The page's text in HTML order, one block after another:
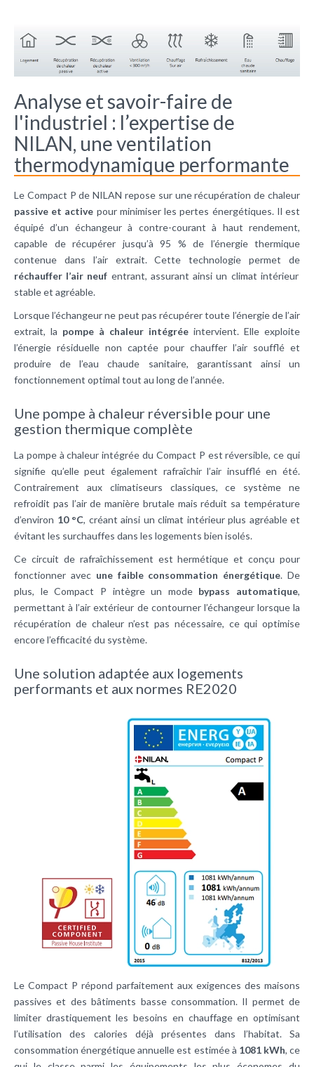
Analyse et savoir-faire de
l'industriel : l’expertise de
NILAN, une ventilation
thermodynamique performante
Le Compact P de NILAN repose sur une récupération de chaleur
passive et active pour minimiser les pertes énergétiques. Il est
équipé d’un échangeur à contre-courant à haut rendement,
capable de récupérer jusqu’à 95 % de l’énergie thermique
contenue dans l’air extrait. Cette technologie permet de
réchauffer l’air neuf entrant, assurant ainsi un climat intérieur
stable et agréable.
Lorsque l’échangeur ne peut pas récupérer toute l’énergie de l’air
extrait, la pompe à chaleur intégrée intervient. Elle exploite
l’énergie résiduelle non captée pour chauffer l’air soufflé et
produire de l’eau chaude sanitaire, garantissant ainsi un
fonctionnement optimal tout au long de l’année.
Une pompe à chaleur réversible pour une
gestion thermique complète
La pompe à chaleur intégrée du Compact P est réversible, ce qui
signifie qu’elle peut également rafraîchir l’air insufflé en été.
Contrairement aux climatiseurs classiques, ce système ne
refroidit pas l’air de manière brutale mais réduit sa température
d’environ 10 °C, créant ainsi un climat intérieur plus agréable et
évitant les surchauffes dans les logements bien isolés.
Ce circuit de rafraîchissement est hermétique et conçu pour
fonctionner avecune faible consommation énergétique. De
plus, le Compact P intègre un mode bypass automatique,
permettant à l’air extérieur de contourner l’échangeur lorsque la
récupération de chaleur n’est pas nécessaire, ce qui optimise
encore l’efficacité du système.
Une solution adaptée aux logements
performants et aux normes RE2020
Le Compact P répond parfaitement aux exigences des maisons
passives et des bâtiments basse consommation. Il permet de
limiter drastiquement les besoins en chauffage en optimisant
l’utilisation des calories déjà présentes dans l’habitat. Sa
consommation énergétique annuelle est estimée à 1081 kWh, ce